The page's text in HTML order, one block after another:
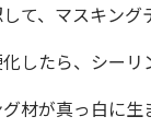
て、マスキング
したら、シーリ
材が真っ白に生